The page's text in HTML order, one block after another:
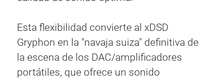
Esta flexibilidad convierte al xDSD
Gryphon en la "navaja suiza" definitiva de
la escena de los DAC/amplificadores
portátiles, que ofrece un sonido